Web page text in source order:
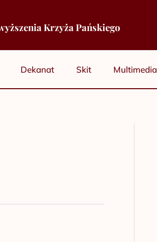
Krzyża Pańskiego
Dekanat Skit Multimedia